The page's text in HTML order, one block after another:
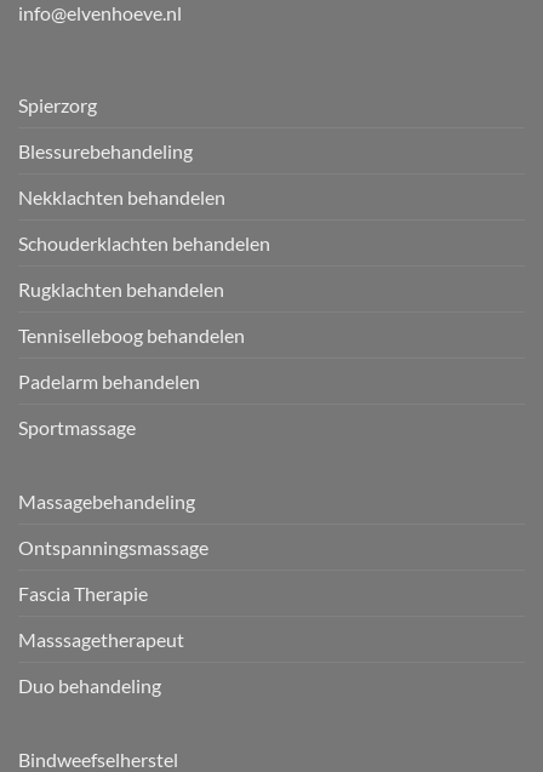
info@elvenhoeve.nl
Spierzorg
Blessurebehandeling
Nekklachten behandelen
Schouderklachten behandelen
Rugklachten behandelen
Tenniselleboog behandelen
Padelarm behandelen
Sportmassage
Massagebehandeling
Ontspanningsmassage
Fascia Therapie
Masssagetherapeut
Duo behandeling
Bindweefselherstel